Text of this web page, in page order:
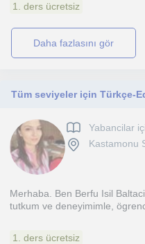
1. ders ücretsiz
daha fazlasını gör
Tüm seviyeler için Türkçe-
Yabancilar
Kastamonu
Merhaba. Ben Berfu Isil
tutkum ve deneyimimle,
1. ders ücretsiz